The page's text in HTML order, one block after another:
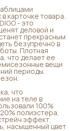
карточке товара.
- это
деловой и
прекрасным
безупречно в
Плотная
что делает ее
вещи
периоды.
что
на теле в
100%
полиэстера,
эффект.
насыщенный цвет